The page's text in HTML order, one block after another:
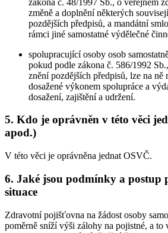
změně a doplnění některých
pozdějších předpisů, a mandátní
rámci jiné samostatné výdělečné
spolupracující osoby osob
pokud podle zákona č. 586/1992
znění pozdějších předpisů, lze na
dosažené výkonem spolupráce a
dosažení, zajištění a udržení.
5. Kdo je oprávněn v této věci
apod.)
V této věci je oprávněna jednat OSVČ.
6. Jaké jsou podmínky a postup
situace
Zdravotní pojišťovna na žádost osoby
poměrně sníží výši zálohy na pojistné, a to